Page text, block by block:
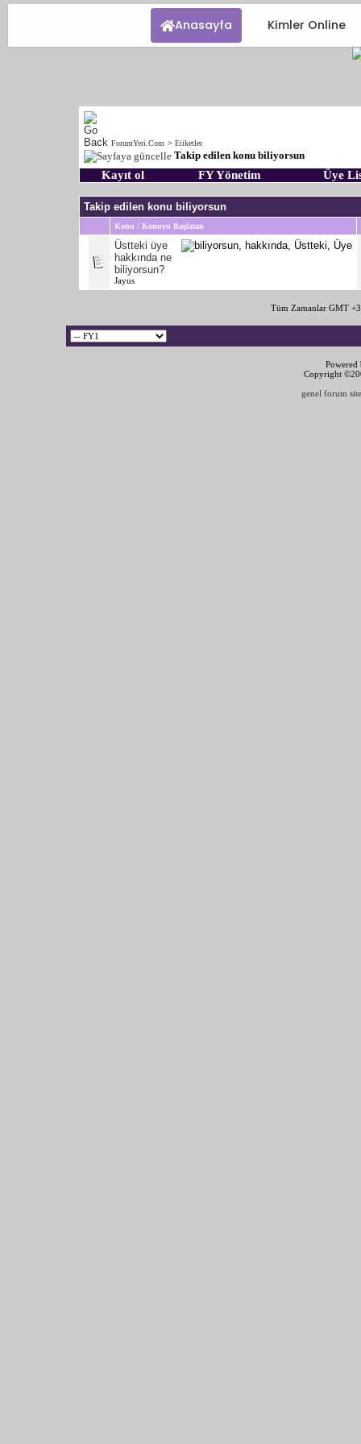
Anasayfa Kimler Online
ForumYeri.Com > Etiketler
Takip edilen konu biliyorsun
Kayıt ol FY Yönetim Üye
Takip edilen konu biliyorsun
Konu / Konuyu Başlatan
Üstteki üye
hakkında ne
biliyorsun?
Jayus
Tüm Zamanlar GMT
Copyright
genel forum